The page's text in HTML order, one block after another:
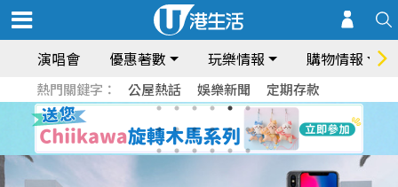
演唱會 優惠著數 玩樂情報 購物情報
熱門關鍵字： 公屋熱話 娛樂新聞 定期存款